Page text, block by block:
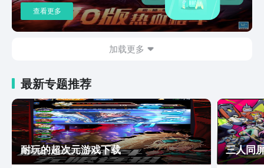
查看更多
加载更多
最新专题推荐
耐玩的超次元游戏下载 三人同